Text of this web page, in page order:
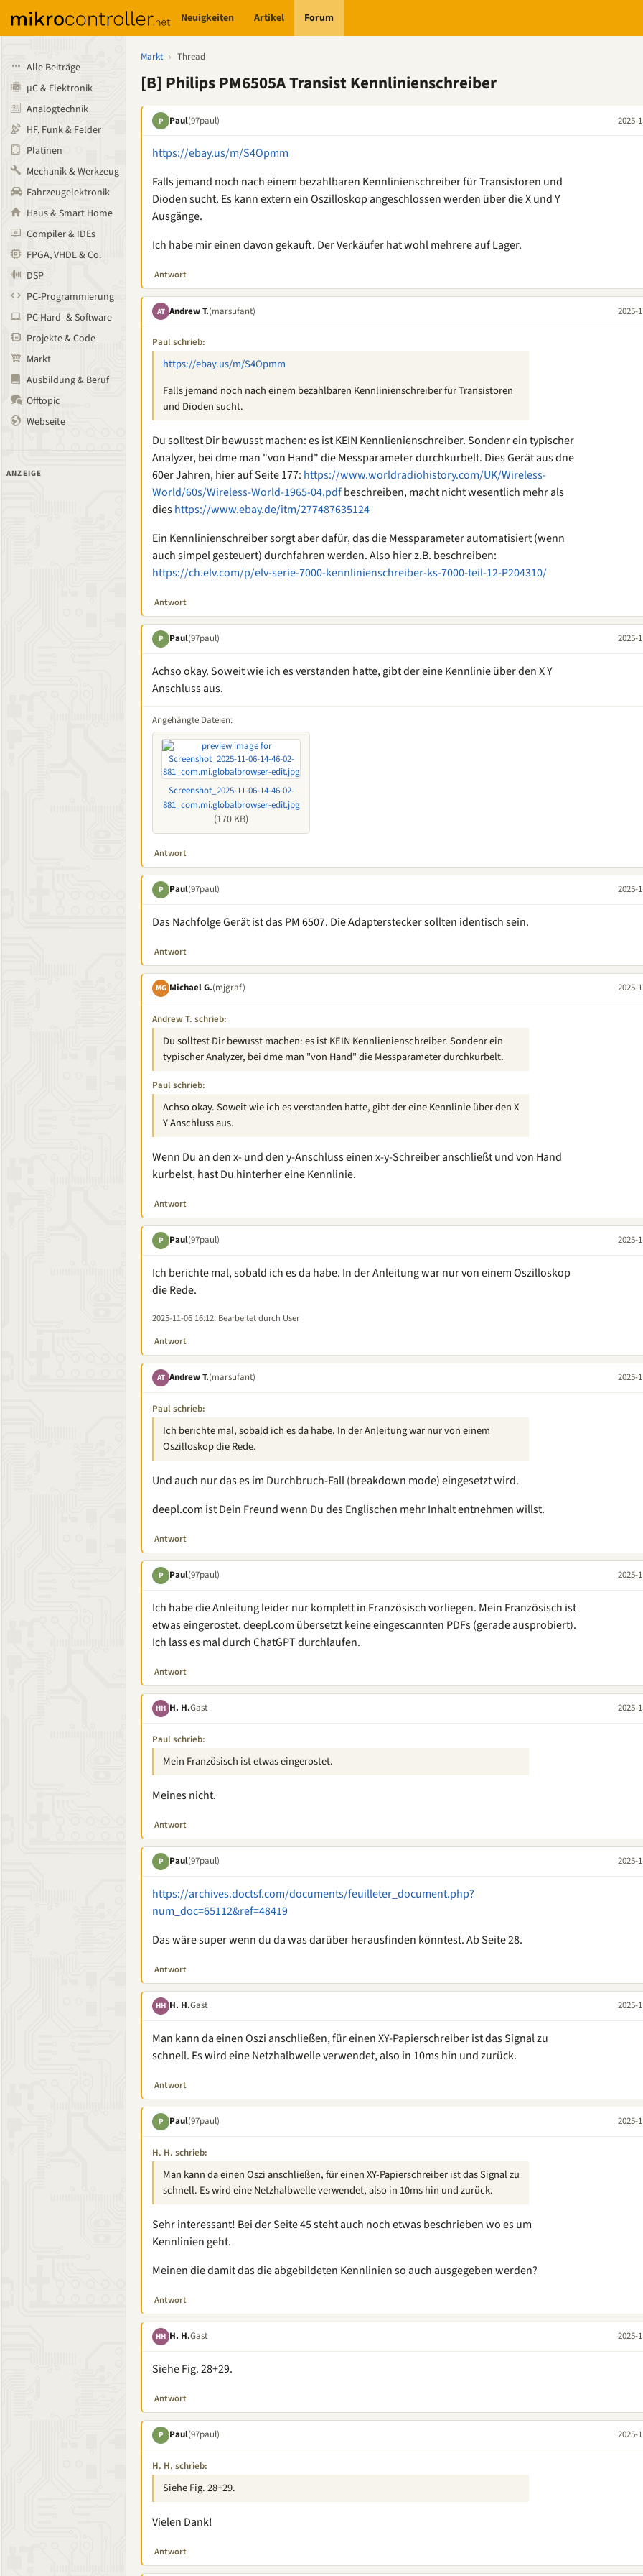
Neuigkeiten Artikel Forum
Alle Beiträge
µC & Elektronik
Analogtechnik
HF, Funk & Felder
Platinen
Mechanik & Werkzeug
Fahrzeugelektronik
Haus & Smart Home
Compiler & IDEs
FPGA, VHDL & Co.
DSP
PC-Programmierung
PC Hard- & Software
Projekte & Code
Markt
Ausbildung & Beruf
Offtopic
Webseite
ANZEIGE
Markt › Thread
[B] Philips PM6505A Transist Kennlinienschreiber
P Paul(97paul) 2025-
https://ebay.us/m/S4Opmm
Falls jemand noch nach einem bezahlbaren Kennlinienschreiber für Transistoren und
Dioden sucht. Es kann extern ein Oszilloskop angeschlossen werden über die X und Y
Ausgänge.
Ich habe mir einen davon gekauft. Der Verkäufer hat wohl mehrere auf Lager.
Antwort
AT Andrew T.(marsufant) 2025-
Paul schrieb:
https://ebay.us/m/S4Opmm
Falls jemand noch nach einem bezahlbaren Kennlinienschreiber für Transistoren
und Dioden sucht.
Du solltest Dir bewusst machen: es ist KEIN Kennlienienschreiber. Sondenr ein typischer
Analyzer, bei dme man "von Hand" die Messparameter durchkurbelt. Dies Gerät aus dne
60er Jahren, hier auf Seite 177: https://www.worldradiohistory.com/UK/Wireless-
World/60s/Wireless-World-1965-04.pdfbeschreiben, macht nicht wesentlich mehr als
dieshttps://www.ebay.de/itm/277487635124
Ein Kennlinienschreiber sorgt aber dafür, das die Messparameter automatisiert (wenn
auch simpel gesteuert) durchfahren werden. Also hier z.B. beschreiben:
https://ch.elv.com/p/elv-serie-7000-kennlinienschreiber-ks-7000-teil-12-P204310/
Antwort
P Paul(97paul) 2025-
Achso okay. Soweit wie ich es verstanden hatte, gibt der eine Kennlinie über den X Y
Anschluss aus.
Angehängte Dateien:
Screenshot_2025-11-06-14-46-02-
881_com.mi.globalbrowser-edit.jpg
(170 KB)
Antwort
P Paul(97paul) 2025-
Das Nachfolge Gerät ist das PM 6507. Die Adapterstecker sollten identisch sein.
Antwort
MG Michael G.(mjgraf) 2025-
Andrew T. schrieb:
Du solltest Dir bewusst machen: es ist KEIN Kennlienienschreiber. Sondenr ein
typischer Analyzer, bei dme man "von Hand" die Messparameter durchkurbelt.
Paul schrieb:
Achso okay. Soweit wie ich es verstanden hatte, gibt der eine Kennlinie über den X
Y Anschluss aus.
Wenn Du an den x- und den y-Anschluss einen x-y-Schreiber anschließt und von Hand
kurbelst, hast Du hinterher eine Kennlinie.
Antwort
P Paul(97paul) 2025-
Ich berichte mal, sobald ich es da habe. In der Anleitung war nur von einem Oszilloskop
die Rede.
2025-11-06 16:12: Bearbeitet durch User
Antwort
AT Andrew T.(marsufant) 2025-
Paul schrieb:
Ich berichte mal, sobald ich es da habe. In der Anleitung war nur von einem
Oszilloskop die Rede.
Und auch nur das es im Durchbruch-Fall (breakdown mode) eingesetzt wird.
deepl.com ist Dein Freund wenn Du des Englischen mehr Inhalt entnehmen willst.
Antwort
P Paul(97paul) 2025-
Ich habe die Anleitung leider nur komplett in Französisch vorliegen. Mein Französisch ist
etwas eingerostet. deepl.com übersetzt keine eingescannten PDFs (gerade ausprobiert).
Ich lass es mal durch ChatGPT durchlaufen.
Antwort
HH H. H.Gast 2025-
Paul schrieb:
Mein Französisch ist etwas eingerostet.
Meines nicht.
Antwort
P Paul(97paul) 2025-
https://archives.doctsf.com/documents/feuilleter_document.php?
num_doc=65112&ref=48419
Das wäre super wenn du da was darüber herausfinden könntest. Ab Seite 28.
Antwort
HH H. H.Gast 2025-
Man kann da einen Oszi anschließen, für einen XY-Papierschreiber ist das Signal zu
schnell. Es wird eine Netzhalbwelle verwendet, also in 10ms hin und zurück.
Antwort
P Paul(97paul) 2025-
H. H. schrieb:
Man kann da einen Oszi anschließen, für einen XY-Papierschreiber ist das Signal zu
schnell. Es wird eine Netzhalbwelle verwendet, also in 10ms hin und zurück.
Sehr interessant! Bei der Seite 45 steht auch noch etwas beschrieben wo es um
Kennlinien geht.
Meinen die damit das die abgebildeten Kennlinien so auch ausgegeben werden?
Antwort
HH H. H.Gast 2025-
Siehe Fig. 28+29.
Antwort
P Paul(97paul) 2025-
H. H. schrieb:
Siehe Fig. 28+29.
Vielen Dank!
Antwort